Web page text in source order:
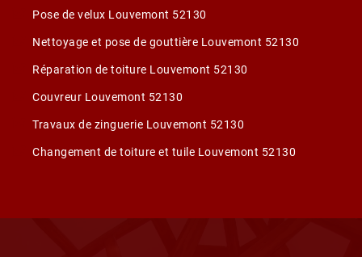
Pose de velux Louvemont 52130
Nettoyage et pose de gouttière Louvemont 52130
Réparation de toiture Louvemont 52130
Couvreur Louvemont 52130
Travaux de zinguerie Louvemont 52130
Changement de toiture et tuile Louvemont 52130